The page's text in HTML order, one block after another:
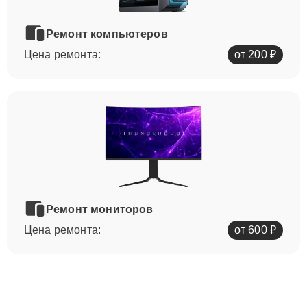
Ремонт компьютеров
Цена ремонта:
от 200 ₽
Ремонт мониторов
Цена ремонта:
от 600 ₽